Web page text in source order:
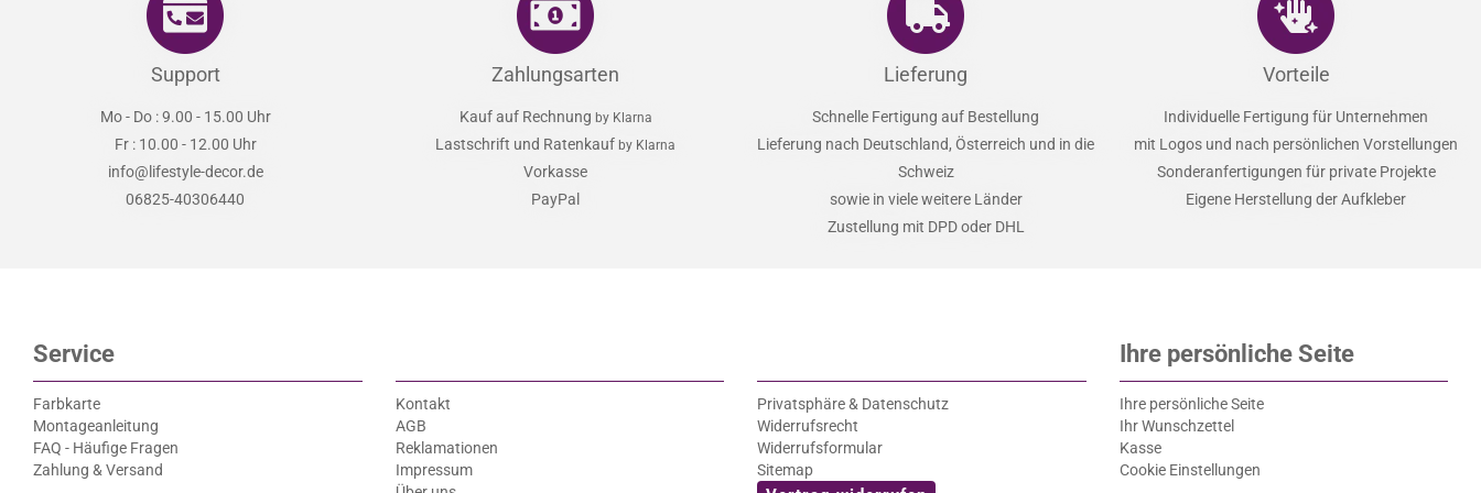
Support
Mo - Do : 9.00 - 15.00 Uhr
Fr : 10.00 - 12.00 Uhr
info@lifestyle-decor.de
06825-40306440
Zahlungsarten
Kauf auf Rechnung by Klarna
Lastschrift und Ratenkauf by Klarna
Vorkasse
PayPal
Lieferung
Schnelle Fertigung auf Bestellung
Lieferung nach Deutschland, Österreich und in die
Schweiz
sowie in viele weitere Länder
Zustellung mit DPD oder DHL
Vorteile
Individuelle Fertigung für Unternehmen
mit Logos und nach persönlichen Vorstellungen
Sonderanfertigungen für private Projekte
Eigene Herstellung der Aufkleber
Service
Farbkarte
Montageanleitung
FAQ - Häufige Fragen
Zahlung & Versand
Kontakt
AGB
Reklamationen
Impressum
Privatsphäre & Datenschutz
Widerrufsrecht
Widerrufsformular
Sitemap
Ihre persönliche Seite
Ihre persönliche Seite
Ihr Wunschzettel
Kasse
Cookie Einstellungen